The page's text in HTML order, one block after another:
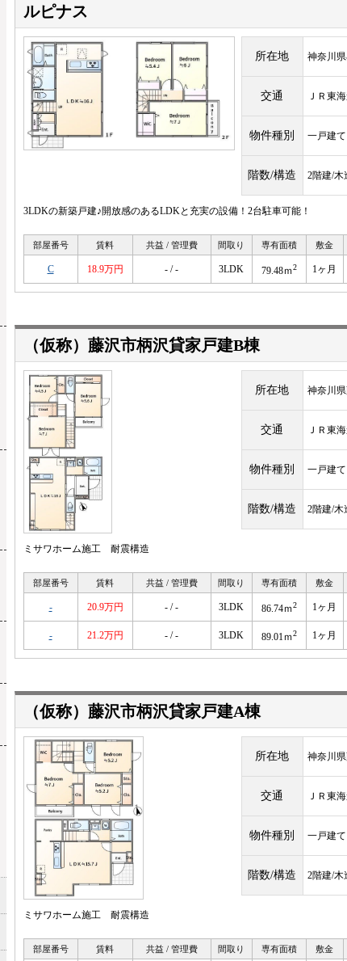
ルピナス
所在地 神奈川
交通 ＪＲ東
物件種別 一戸建て
階数/構造 2階建/木
3LDKの新築戸建♪開放感のあるLDKと充実の設備！2台駐車可能！
部屋番号 賃料 共益 / 管理費 間取り 専有面積 敷金
C 18.9万円 - / - 3LDK 79.48ｍ2 1ヶ月
（仮称）藤沢市柄沢貸家戸建B棟
所在地 神奈川
交通 ＪＲ東
物件種別 一戸建て
階数/構造 2階建/木
ミサワホーム施工 耐震構造
部屋番号 賃料 共益 / 管理費 間取り 専有面積 敷金
- 20.9万円 - / - 3LDK 86.74ｍ2 1ヶ月
- 21.2万円 - / - 3LDK 89.01ｍ2 1ヶ月
（仮称）藤沢市柄沢貸家戸建A棟
所在地 神奈川
交通 ＪＲ東
物件種別 一戸建て
階数/構造 2階建/木
ミサワホーム施工 耐震構造
部屋番号 賃料 共益 / 管理費 間取り 専有面積 敷金